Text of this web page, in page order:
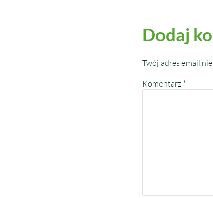
Dodaj
Twój adres email
Komentarz *